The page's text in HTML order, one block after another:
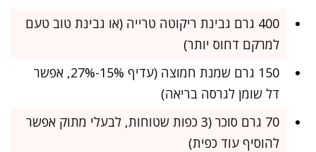
400 גרם גבינת ריקוטה טרייה (או גבינת טוב טעם
למרקם דחוס יותר)
150 גרם שמנת חמוצה (עדיף 15%-27%, אפשר
דל שומן לגרסה בריאה)
70 גרם סוכר (3 כפות שטוחות, לבעלי מתוק אפשר
להוסיף עוד כפית)